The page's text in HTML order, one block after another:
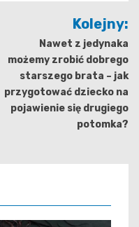
Kolejny:
Nawet z jedynaka
możemy zrobić dobrego
starszego brata – jak
przygotować dziecko na
pojawienie się drugiego
potomka?